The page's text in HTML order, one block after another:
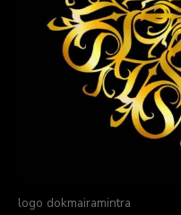
logo dokmairamintra